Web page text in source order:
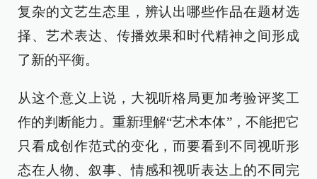
复杂的文艺生态里，辨认出哪些作品在题材选
择、艺术表达、传播效果和时代精神之间形成
了新的平衡。
从这个意义上说，大视听格局更加考验评奖工
作的判断能力。重新理解“艺术本体”，不能把它
只看成创作范式的变化，而要看到不同视听形
态在人物、叙事、情感和视听表达上的不同完